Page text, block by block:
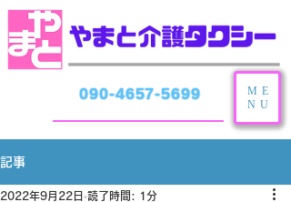
090-4657-5699
ME
NU
記事
2022年9月22日 読了時間: 1分